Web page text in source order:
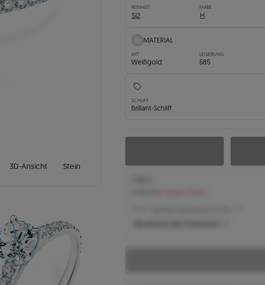
3D-Ansicht Stein
REINHEIT
SI2
FARBE
H
MATERIAL
ART
Weißgold
LEGIERUNG
585
SCHLIFF
Brillant-Schliff